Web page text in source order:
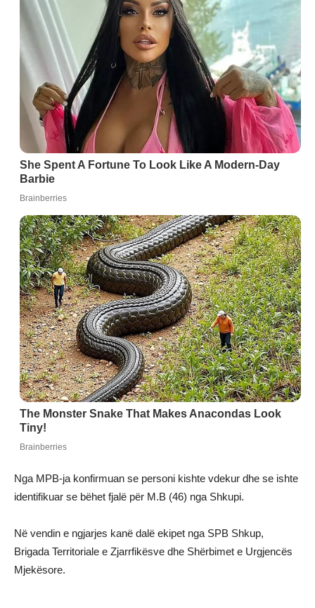
Nga MPB-ja konfirmuan se personi kishte vdekur dhe se ishte
identifikuar se bëhet fjalë për M.B (46) nga Shkupi.
Në vendin e ngjarjes kanë dalë ekipet nga SPB Shkup,
Brigada Territoriale e Zjarrfikësve dhe Shërbimet e Urgjencës
Mjekësore.